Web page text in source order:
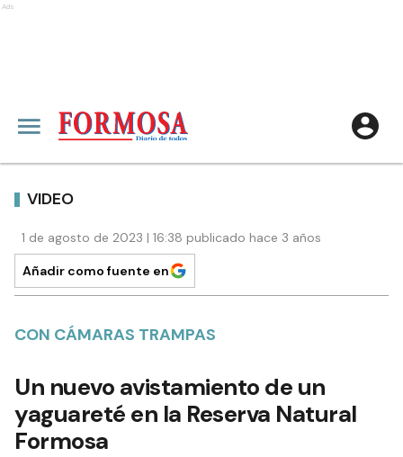
Ads
VIDEO
1 de agosto de 2023 | 16:38 publicado hace 3 años
Añadir como fuente en
CON CÁMARAS TRAMPAS
Un nuevo avistamiento de un
yaguareté en la Reserva Natural
Formosa